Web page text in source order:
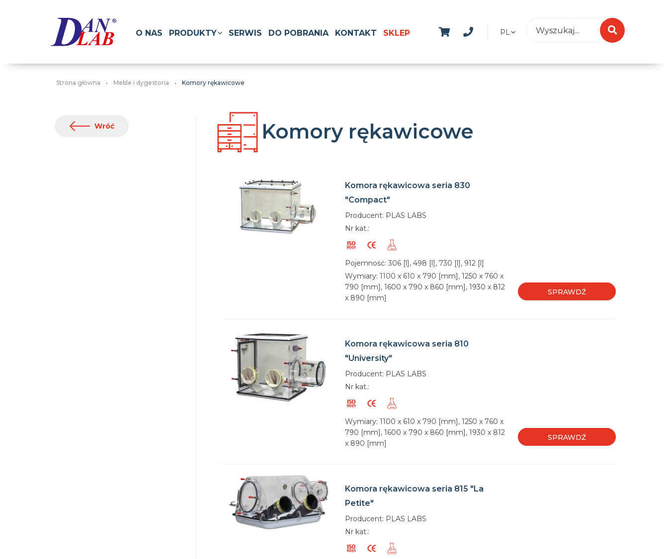
PL
O NAS PRODUKTY SERWIS DO POBRANIA KONTAKT SKLEP
Strona główna Meble i dygestoria Komory rękawicowe
Wróć Komory rękawicowe
Komora rękawicowa seria 830
"Compact"
Producent: PLAS LABS
Nr kat.:
Pojemność: 306 [l], 498 [l], 730 [l], 912 [l]
Wymiary: 1100 x 610 x 790 [mm], 1250 x 760 x
790 [mm], 1600 x 790 x 860 [mm], 1930 x 812
x 890 [mm]
SPRAWDŹ
Komora rękawicowa seria 810
"University"
Producent: PLAS LABS
Nr kat.:
Wymiary: 1100 x 610 x 790 [mm], 1250 x 760 x
790 [mm], 1600 x 790 x 860 [mm], 1930 x 812
x 890 [mm]
SPRAWDŹ
Komora rękawicowa seria 815 "La
Petite"
Producent: PLAS LABS
Nr kat.: